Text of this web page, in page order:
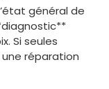
général de
Si seules
réparation